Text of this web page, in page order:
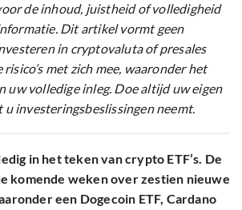
de inhoud, juistheid of volledigheid
Dit artikel vormt geen
in cryptovaluta of presales
met zich mee, waaronder het
uw volledige inleg. Doe altijd uw eigen
investeringsbeslissingen neemt.
in het teken van crypto ETF’s. De
komende weken over zestien nieuwe
een Dogecoin ETF, Cardano